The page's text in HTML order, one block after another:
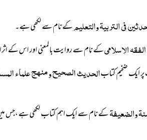
فی التربیۃ والتعلیمکے نام سے لکھی ہے۔
الاسلامیکے نام سے روایت بالمعنی اور اس کے
الحدیث الصحیح و منھج علماء
والضعیفۃکے نام سے ایک اہم کتاب لکھی ہے ،جس